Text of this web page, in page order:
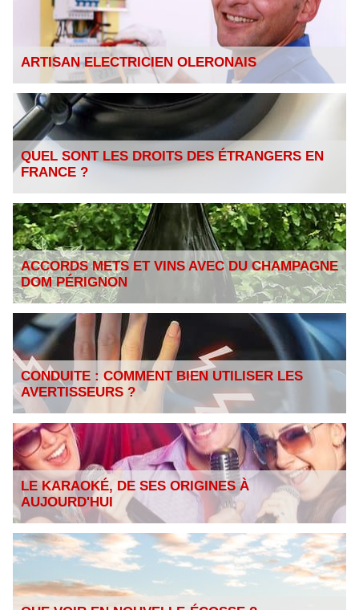
ARTISAN ELECTRICIEN OLERONAIS
QUEL SONT LES DROITS DES ÉTRANGERS EN
FRANCE ?
ACCORDS METS ET VINS AVEC DU CHAMPAGNE
DOM PÉRIGNON
CONDUITE : COMMENT BIEN UTILISER LES
AVERTISSEURS ?
LE KARAOKÉ, DE SES ORIGINES À
AUJOURD'HUI